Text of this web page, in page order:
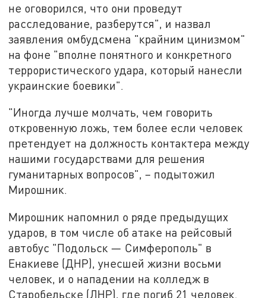
не оговорился, что они проведут
расследование, разберутся", и назвал
заявления омбудсмена "крайним цинизмом"
на фоне "вполне понятного и конкретного
террористического удара, который нанесли
украинские боевики".
"Иногда лучше молчать, чем говорить
откровенную ложь, тем более если человек
претендует на должность контактера между
нашими государствами для решения
гуманитарных вопросов", – подытожил
Мирошник.
Мирошник напомнил о ряде предыдущих
ударов, в том числе об атаке на рейсовый
автобус "Подольск — Симферополь" в
Енакиеве (ДНР), унесшей жизни восьми
человек, и о нападении на колледж в
Старобельске (ЛНР), где погиб 21 человек.